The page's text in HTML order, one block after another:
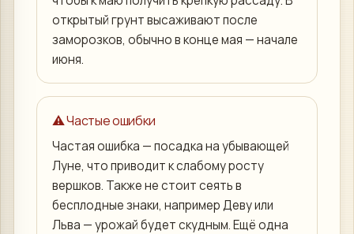
открытый грунт высаживают после
заморозков, обычно в конце мая — начале
июня.
⚠️ Частые ошибки
Частая ошибка — посадка на убывающей
Луне, что приводит к слабому росту
вершков. Также не стоит сеять в
бесплодные знаки, например Деву или
Льва — урожай будет скудным. Ещё одна